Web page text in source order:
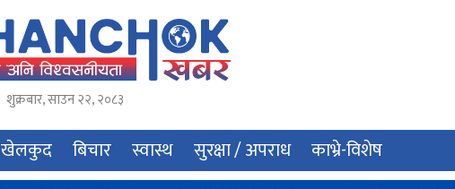
शुक्रबार,साउन२२,२०८३
खेलकुद बिचार स्वास्थ सुरक्षा / अपराध काभ्रे-विशेष